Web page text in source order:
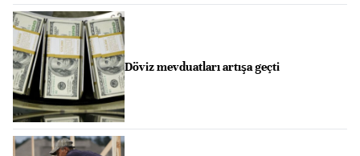
Döviz mevduatları artışa geçti